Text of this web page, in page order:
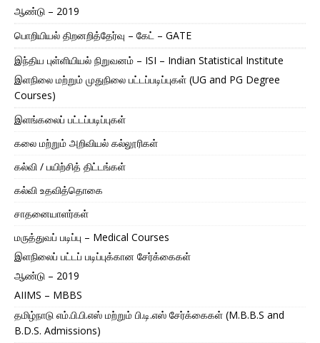
ஆண்டு – 2019
பொறியியல் திறனறித்தேர்வு – கேட் – GATE
இந்திய புள்ளியியல் நிறுவனம் – ISI – Indian Statistical Institute
இளநிலை மற்றும் முதுநிலை பட்டப்படிப்புகள் (UG and PG Degree
Courses)
இளங்கலைப் பட்டப்படிப்புகள்
கலை மற்றும் அறிவியல் கல்லூரிகள்
கல்வி / பயிற்சித் திட்டங்கள்
கல்வி உதவித்தொகை
சாதனையாளர்கள்
மருத்துவப் படிப்பு – Medical Courses
இளநிலைப் பட்டப் படிப்புக்கான சேர்க்கைகள்
ஆண்டு – 2019
AIIMS – MBBS
தமிழ்நாடு எம்.பி.பி.எஸ் மற்றும் பி.டி.எஸ் சேர்க்கைகள் (M.B.B.S and
B.D.S. Admissions)